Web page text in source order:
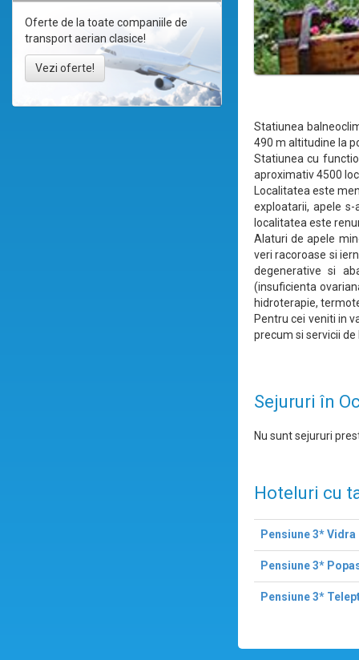
Oferte de la toate companiile de
transport aerian clasice!
Vezi oferte!
Statiunea
490 m altitudine la
Statiunea cu
aproximativ 4500
Localitatea este
exploatarii, apele
localitatea este
Alaturi de apele
veri racoroase si
degenerative si
(insuficienta
hidroterapie,
Pentru cei veniti in
precum si servicii
Sejururi în
Nu sunt sejururi
Hoteluri cu
Pensiune 3* Vidra
Pensiune 3*
Pensiune 3*